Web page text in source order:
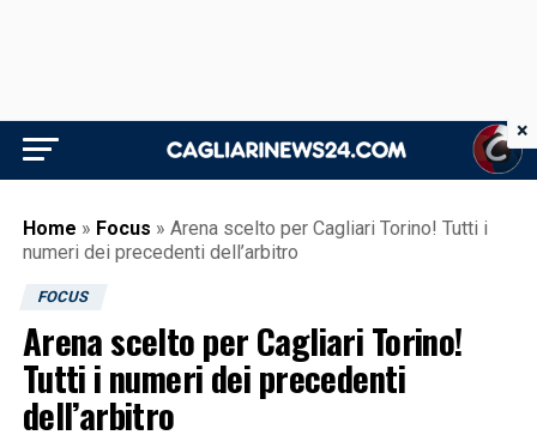
Home » Focus » Arena scelto per Cagliari Torino! Tutti i
numeri dei precedenti dell’arbitro
FOCUS
Arena scelto per Cagliari Torino!
Tutti i numeri dei precedenti
dell’arbitro
×